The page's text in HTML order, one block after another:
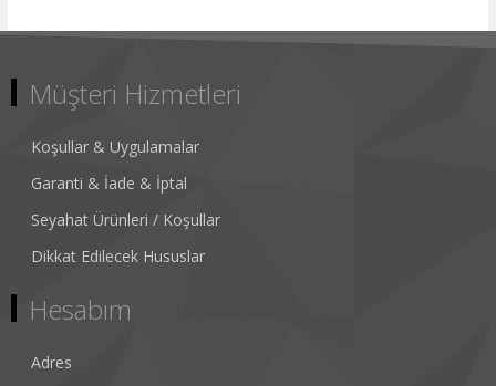
Müşteri Hizmetleri
Koşullar & Uygulamalar
Garanti & İade & İptal
Seyahat Ürünleri / Koşullar
Dikkat Edilecek Hususlar
Hesabım
Adres